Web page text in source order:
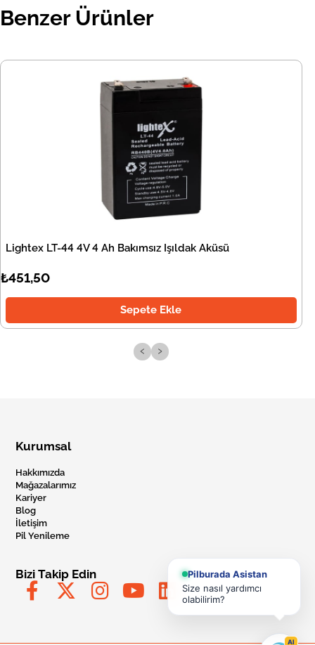
Benzer Ürünler
Lightex LT-44 4V 4 Ah Bakımsız Işıldak Aküsü
₺451,50
Sepete Ekle
‹ ›
Kurumsal
Hakkımızda
Mağazalarımız
Kariyer
Blog
İletişim
Pil Yenileme
Bizi Takip Edin
Pilburada Asistan
Size nasıl yardımcı
olabilirim?
AI